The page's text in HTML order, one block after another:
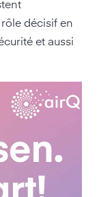
décisif en
et aussi